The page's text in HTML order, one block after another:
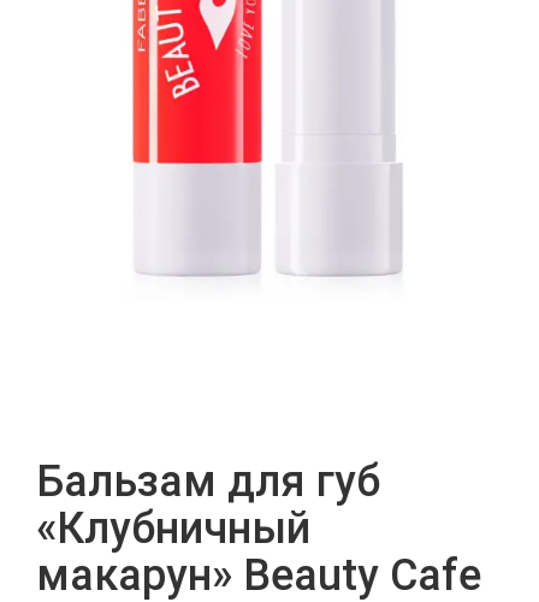
Бальзам для губ
«Клубничный
макарун» Beauty Cafe